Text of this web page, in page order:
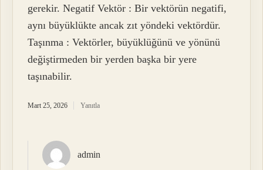
gerekir. Negatif Vektör : Bir vektörün negatifi,
aynı büyüklükte ancak zıt yöndeki vektördür.
Taşınma : Vektörler, büyüklüğünü ve yönünü
değiştirmeden bir yerden başka bir yere
taşınabilir.
Mart 25, 2026 Yanıtla
admin